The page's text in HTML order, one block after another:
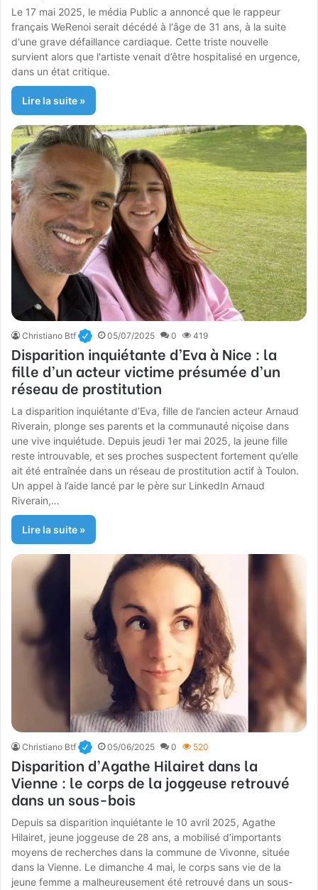
Le 17 mai 2025, le média Public a annoncé que le rappeur
français WeRenoi serait décédé à l'âge de 31 ans, à la suite
d'une grave défaillance cardiaque. Cette triste nouvelle
survient alors que l'artiste venait d’être hospitalisé en urgence,
dans un état critique.
Lire la suite »
Christiano Btf 05/07/2025 0 419
Disparition inquiétante d’Eva à Nice : la
fille d’un acteur victime présumée d’un
réseau de prostitution
La disparition inquiétante d’Eva, fille de l’ancien acteur Arnaud
Riverain, plonge ses parents et la communauté niçoise dans
une vive inquiétude. Depuis jeudi 1er mai 2025, la jeune fille
reste introuvable, et ses proches suspectent fortement qu’elle
ait été entraînée dans un réseau de prostitution actif à Toulon.
Un appel à l’aide lancé par le père sur LinkedIn Arnaud
Riverain,…
Lire la suite »
Christiano Btf 05/06/2025 0 520
Disparition d’Agathe Hilairet dans la
Vienne : le corps de la joggeuse retrouvé
dans un sous-bois
Depuis sa disparition inquiétante le 10 avril 2025, Agathe
Hilairet, jeune joggeuse de 28 ans, a mobilisé d’importants
moyens de recherches dans la commune de Vivonne, située
dans la Vienne. Le dimanche 4 mai, le corps sans vie de la
jeune femme a malheureusement été retrouvé dans un sous-